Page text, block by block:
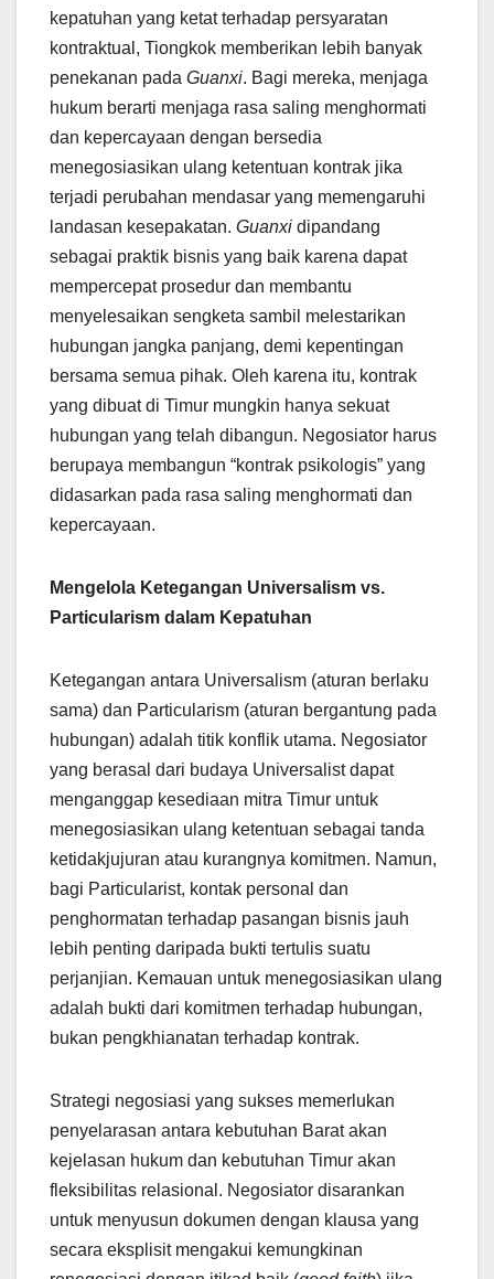
kepatuhan yang ketat terhadap persyaratan
kontraktual, Tiongkok memberikan lebih banyak
penekanan pada Guanxi. Bagi mereka, menjaga
hukum berarti menjaga rasa saling menghormati
dan kepercayaan dengan bersedia
menegosiasikan ulang ketentuan kontrak jika
terjadi perubahan mendasar yang memengaruhi
landasan kesepakatan. Guanxi dipandang
sebagai praktik bisnis yang baik karena dapat
mempercepat prosedur dan membantu
menyelesaikan sengketa sambil melestarikan
hubungan jangka panjang, demi kepentingan
bersama semua pihak. Oleh karena itu, kontrak
yang dibuat di Timur mungkin hanya sekuat
hubungan yang telah dibangun. Negosiator harus
berupaya membangun “kontrak psikologis” yang
didasarkan pada rasa saling menghormati dan
kepercayaan.
Mengelola Ketegangan Universalism vs.
Particularism dalam Kepatuhan
Ketegangan antara Universalism (aturan berlaku
sama) dan Particularism (aturan bergantung pada
hubungan) adalah titik konflik utama. Negosiator
yang berasal dari budaya Universalist dapat
menganggap kesediaan mitra Timur untuk
menegosiasikan ulang ketentuan sebagai tanda
ketidakjujuran atau kurangnya komitmen. Namun,
bagi Particularist, kontak personal dan
penghormatan terhadap pasangan bisnis jauh
lebih penting daripada bukti tertulis suatu
perjanjian. Kemauan untuk menegosiasikan ulang
adalah bukti dari komitmen terhadap hubungan,
bukan pengkhianatan terhadap kontrak.
Strategi negosiasi yang sukses memerlukan
penyelarasan antara kebutuhan Barat akan
kejelasan hukum dan kebutuhan Timur akan
fleksibilitas relasional. Negosiator disarankan
untuk menyusun dokumen dengan klausa yang
secara eksplisit mengakui kemungkinan